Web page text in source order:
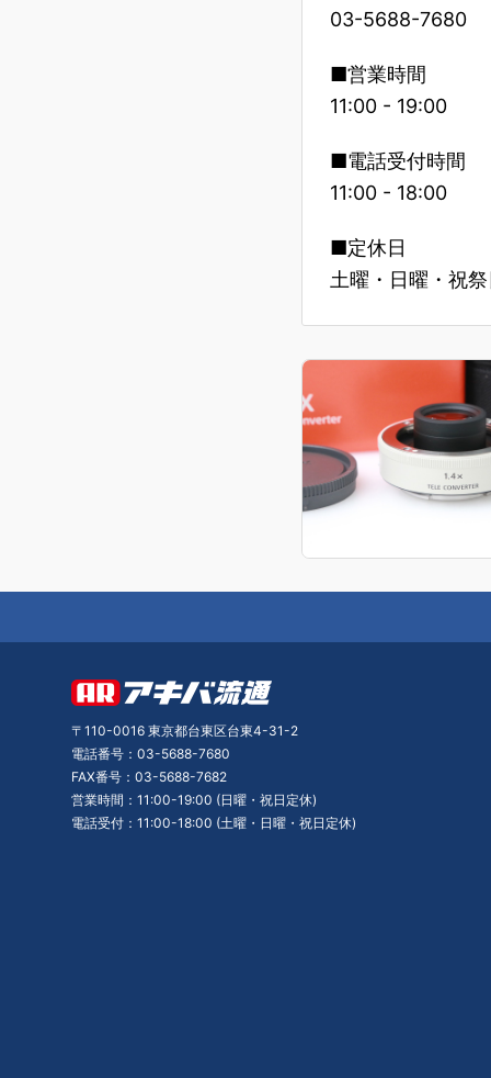
03-5688-7680
■営業時間
11:00 - 19:00
■電話受付時間
11:00 - 18:00
■定休日
土曜・日曜・祝
〒110-0016 東京都台東区台東4-31-2
電話番号：03-5688-7680
FAX番号：03-5688-7682
営業時間：11:00-19:00 (日曜・祝日定休)
電話受付：11:00-18:00 (土曜・日曜・祝日定休)